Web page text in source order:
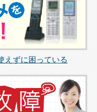
えずに困っている